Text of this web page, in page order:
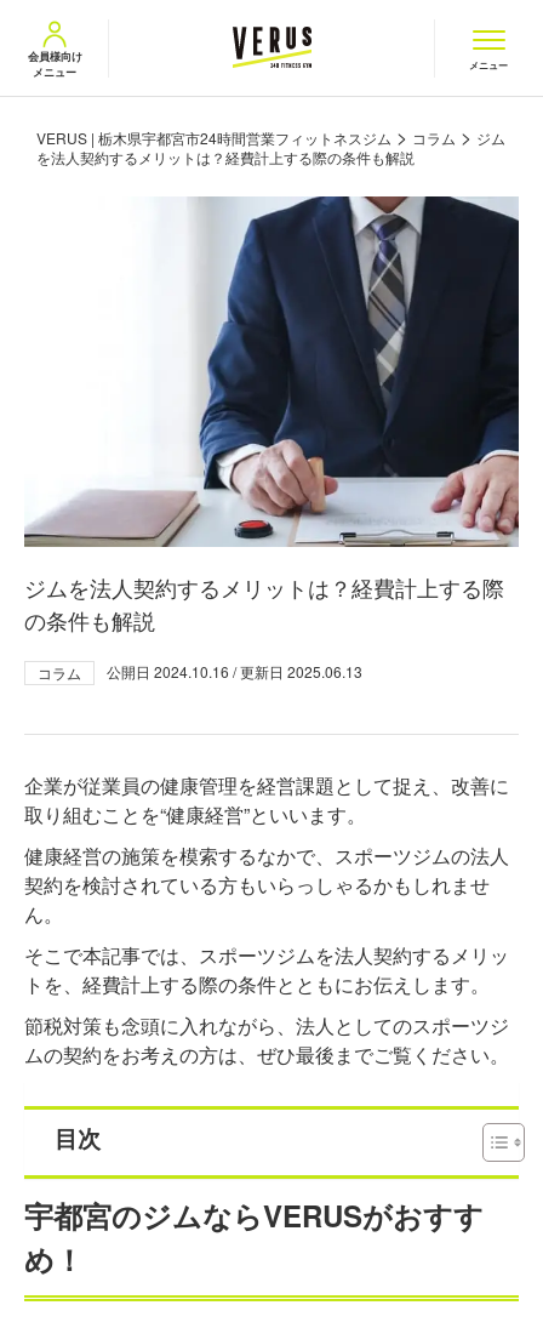
VERUS ヴェルス
会員様向け
メニュー
メニュー
VERUS | 栃木県宇都宮市24時間営業フィットネスジム > コラム > ジム
を法人契約するメリットは？経費計上する際の条件も解説
ジムを法人契約するメリットは？経費計上する際
の条件も解説
コラム 公開日 2024.10.16 / 更新日 2025.06.13
企業が従業員の健康管理を経営課題として捉え、改善に
取り組むことを“健康経営”といいます。
健康経営の施策を模索するなかで、スポーツジムの法人
契約を検討されている方もいらっしゃるかもしれませ
ん。
そこで本記事では、スポーツジムを法人契約するメリッ
トを、経費計上する際の条件とともにお伝えします。
節税対策も念頭に入れながら、法人としてのスポーツジ
ムの契約をお考えの方は、ぜひ最後までご覧ください。
目次
宇都宮のジムならVERUSがおすす
め！